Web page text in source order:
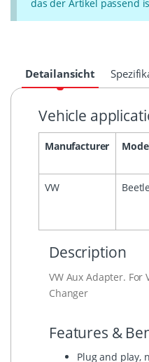
das der Artikel passend
Detailansicht
Vehicle
Manufacturer
VW Beetle
Description
VW Aux Adapter. For
Changer
Features &
Plug and play,